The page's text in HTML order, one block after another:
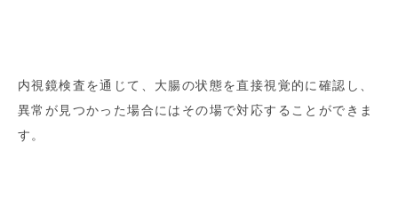
内視鏡検査を通じて、大腸の状態を直接視覚的に確認し、
異常が見つかった場合にはその場で対応することができま
す。